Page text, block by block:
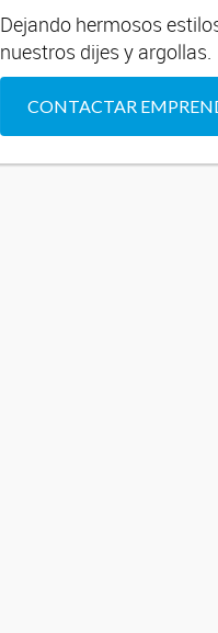
Dejando hermosos
nuestros dijes y argollas.
CONTACTAR